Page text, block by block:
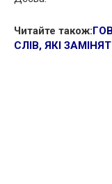
Читайте також:
СЛІВ, ЯКІ